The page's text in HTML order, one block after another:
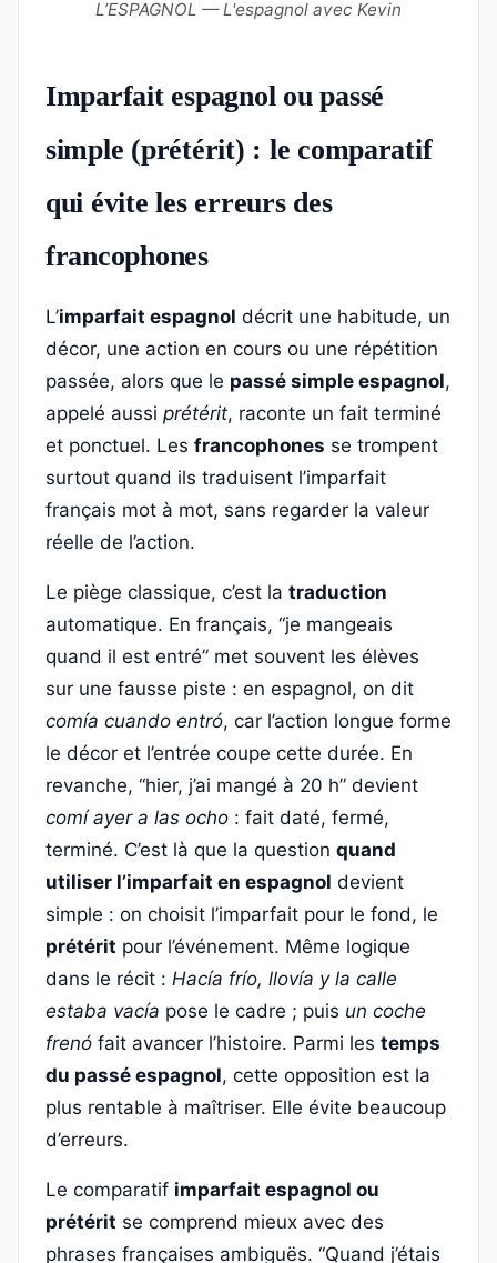
L’ESPAGNOL — L'espagnol avec Kevin
Imparfait espagnol ou passé
simple (prétérit) : le comparatif
qui évite les erreurs des
francophones
L’imparfait espagnol décrit une habitude, un
décor, une action en cours ou une répétition
passée, alors que le passé simple espagnol,
appelé aussi prétérit, raconte un fait terminé
et ponctuel. Les francophones se trompent
surtout quand ils traduisent l’imparfait
français mot à mot, sans regarder la valeur
réelle de l’action.
Le piège classique, c’est la traduction
automatique. En français, “je mangeais
quand il est entré” met souvent les élèves
sur une fausse piste : en espagnol, on dit
comía cuando entró, car l’action longue forme
le décor et l’entrée coupe cette durée. En
revanche, “hier, j’ai mangé à 20 h” devient
comí ayer a las ocho : fait daté, fermé,
terminé. C’est là que la question quand
utiliser l’imparfait en espagnol devient
simple : on choisit l’imparfait pour le fond, le
prétérit pour l’événement. Même logique
dans le récit : Hacía frío, llovía y la calle
estaba vacía pose le cadre ; puis un coche
frenó fait avancer l’histoire. Parmi les temps
du passé espagnol, cette opposition est la
plus rentable à maîtriser. Elle évite beaucoup
d’erreurs.
Le comparatif imparfait espagnol ou
prétérit se comprend mieux avec des
phrases françaises ambiguës. “Quand j’étais